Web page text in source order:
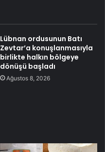
Lübnan ordusunun Batı
Zevtar’a konuşlanmasıyla
birlikte halkın bölgeye
dönüşü başladı
Ağustos 8, 2026